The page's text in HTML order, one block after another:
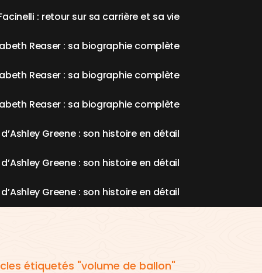
acinelli : retour sur sa carrière et sa vie
abeth Reaser : sa biographie complète
abeth Reaser : sa biographie complète
abeth Reaser : sa biographie complète
d’Ashley Greene : son histoire en détail
d’Ashley Greene : son histoire en détail
d’Ashley Greene : son histoire en détail
étiquetés "volume de ballon"